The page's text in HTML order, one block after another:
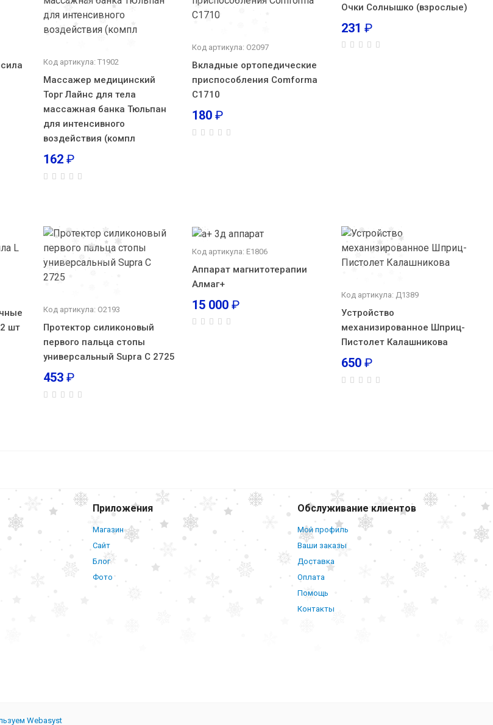
Код артикула: Т1902
Массажер медицинский
Торг Лайнс для тела
массажная банка Тюльпан
для интенсивного
воздействия (компл
162 ₽
Код артикула: О2097
Вкладные ортопедические
приспособления Comforma
С1710
180 ₽
Очки Солнышко (взрослые)
231 ₽
шт
Код артикула: О2193
Протектор силиконовый
первого пальца стопы
универсальный Supra С 2725
453 ₽
Код артикула: Е1806
Аппарат магнитотерапии
Алмаг+
15 000 ₽
Код артикула: Д1389
Устройство
механизированное Шприц-
Пистолет Калашникова
650 ₽
зеленый Ортосила L 0300М
Приложения
Магазин
Сайт
Блог
Фото
Обслуживание клиентов
Мой профиль
Ваши заказы
Доставка
Оплата
Помощь
Контакты